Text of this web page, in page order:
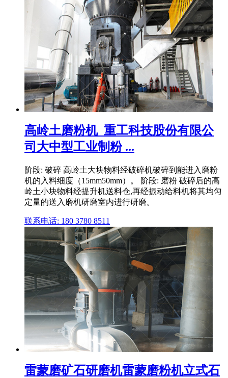
高岭土磨粉机_重工科技股份有限公
司大中型工业制粉 ...
阶段: 破碎 高岭土大块物料经破碎机破碎到能进入磨粉
机的入料细度（15mm50mm）。 阶段: 磨粉 破碎后的高
岭土小块物料经提升机送料仓,再经振动给料机将其均匀
定量的送入磨机研磨室内进行研磨。
联系电话: 180 3780 8511
雷蒙磨矿石研磨机雷蒙磨粉机立式石